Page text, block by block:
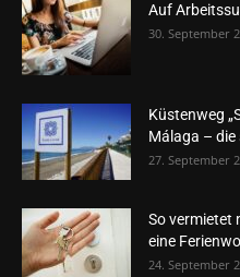
Auf
30. September
Küstenweg
Málaga – die
27. September
So vermietet
eine
24. September